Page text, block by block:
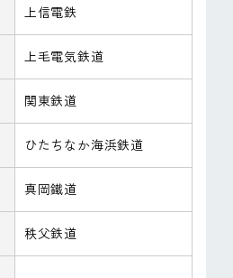
上信電鉄
上毛電気鉄道
関東鉄道
ひたちなか海浜鉄道
真岡鐵道
秩父鉄道